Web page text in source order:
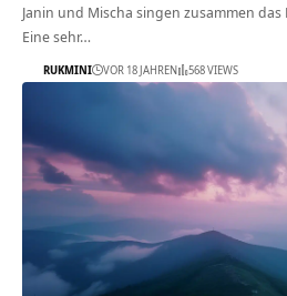
Janin und Mischa singen zusammen das
Eine sehr…
RUKMINI VOR 18 JAHREN 568 VIEWS